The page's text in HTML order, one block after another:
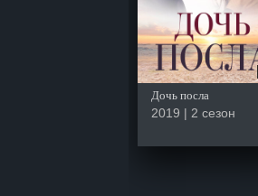
Дочь посла
2019 | 2 сезон